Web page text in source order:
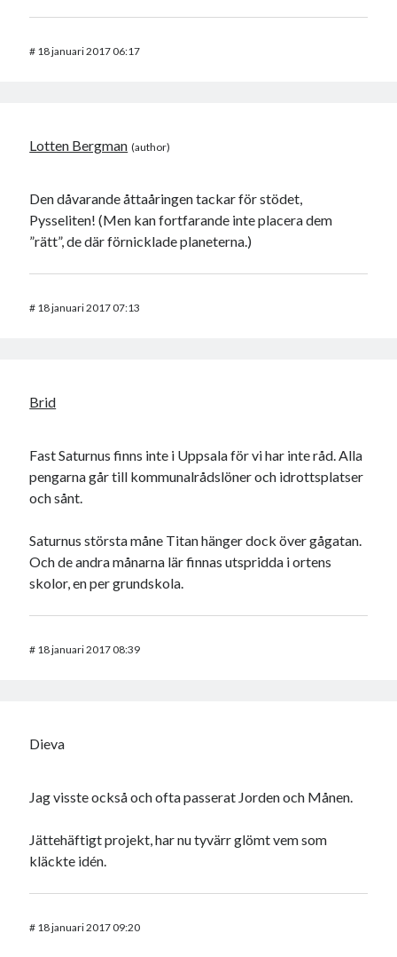
# 18 januari 2017 06:17
Lotten Bergman
Den dåvarande åttaåringen tackar för stödet,
Pysseliten! (Men kan fortfarande inte placera dem
”rätt”, de där förnicklade planeterna.)
# 18 januari 2017 07:13
Brid
Fast Saturnus finns inte i Uppsala för vi har inte råd. Alla
pengarna går till kommunalrådslöner och idrottsplatser
och sånt.
Saturnus största måne Titan hänger dock över gågatan.
Och de andra månarna lär finnas utspridda i ortens
skolor, en per grundskola.
# 18 januari 2017 08:39
Dieva
Jag visste också och ofta passerat Jorden och Månen.
Jättehäftigt projekt, har nu tyvärr glömt vem som
kläckte idén.
# 18 januari 2017 09:20